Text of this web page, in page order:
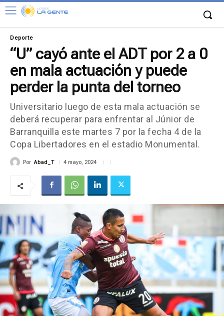
Deporte
“U” cayó ante el ADT por 2 a 0
en mala actuación y puede
perder la punta del torneo
Universitario luego de esta mala actuación se
deberá recuperar para enfrentar al Júnior de
Barranquilla este martes 7 por la fecha 4 de la
Copa Libertadores en el estadio Monumental.
Por Abad_T 4 mayo, 2024